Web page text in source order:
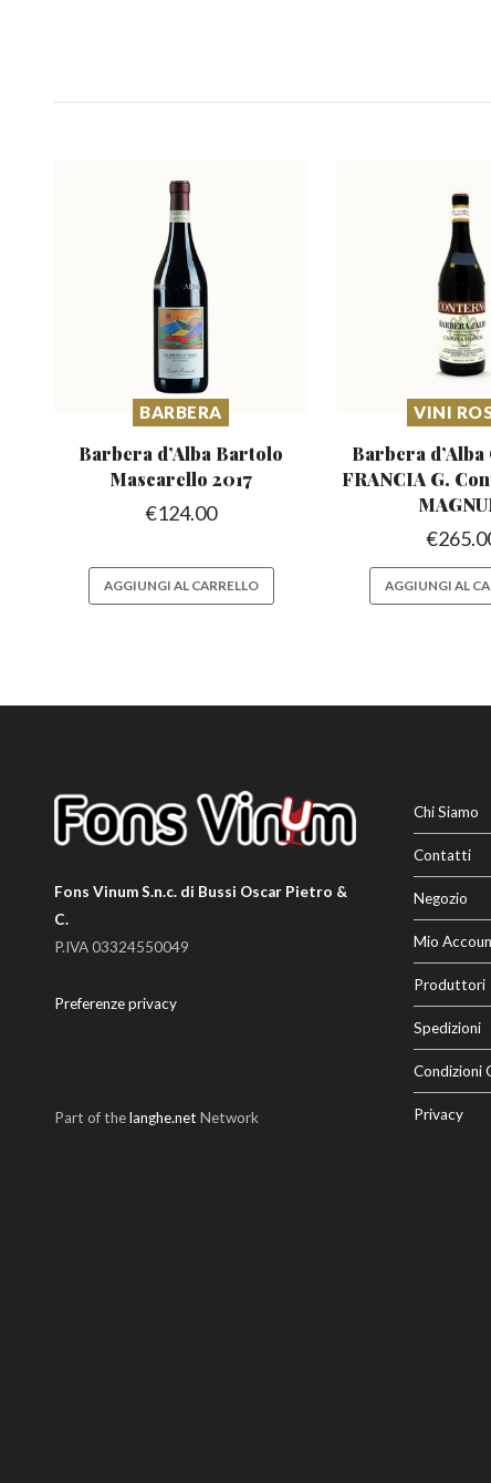
BARBERA
Barbera d’Alba Bartolo
Mascarello 2017
€124.00
AGGIUNGI AL CARRELLO
VINI
Barbera d’Alba
FRANCIA G.
€
AGGIUNGI AL
Fons Vinum S.n.c. di Bussi Oscar Pietro &
C.
P.IVA 03324550049
Preferenze privacy
Part of thelanghe.net Network
Chi Siamo
Contatti
Negozio
Mio
Produttori
Spedizioni
Condizioni
Privacy